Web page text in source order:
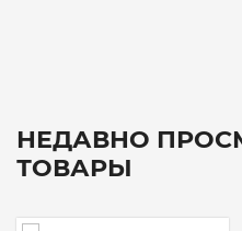
НЕДАВНО
ТОВАРЫ